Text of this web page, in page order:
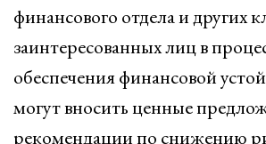
финансового отдела и других
заинтересованных лиц в
обеспечения финансовой
могут вносить ценные
рекомендации по снижению